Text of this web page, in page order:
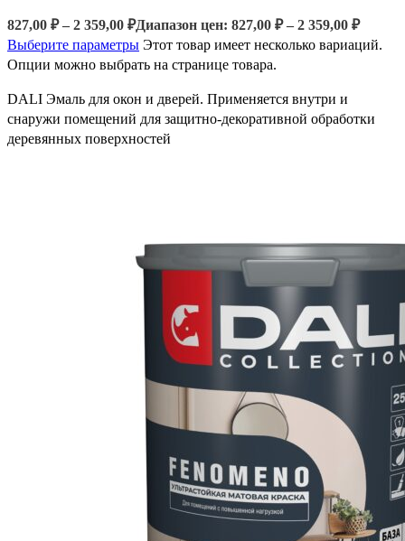
827,00 ₽ – 2 359,00 ₽Диапазон цен: 827,00 ₽ – 2 359,00 ₽
Выберите параметры Этот товар имеет несколько вариаций.
Опции можно выбрать на странице товара.
DALI Эмаль для окон и дверей. Применяется внутри и
снаружи помещений для защитно-декоративной обработки
деревянных поверхностей